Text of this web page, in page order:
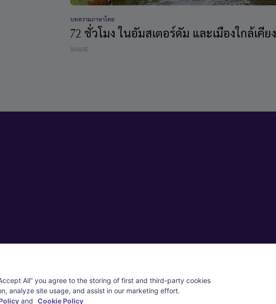
บทความภาษาไทย
72 ชั่วโมง ในอัมสเตอร์ดัม และเมืองใกล้เคียง
SHARE
Company Limited (THAI). All rights reserved.
All” you agree to the storing of first and third-party cookies
analyze site usage, and assist in our marketing effort.
and Cookie Policy